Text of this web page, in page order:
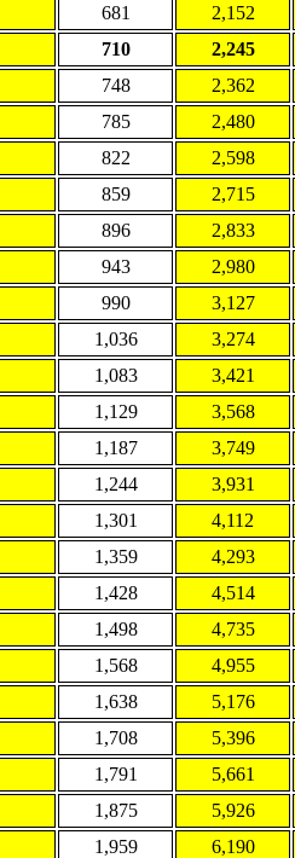
681 2,152
710 2,245
748 2,362
785 2,480
822 2,598
859 2,715
896 2,833
943 2,980
990 3,127
1,036 3,274
1,083 3,421
1,129 3,568
1,187 3,749
1,244 3,931
1,301 4,112
1,359 4,293
1,428 4,514
1,498 4,735
1,568 4,955
1,638 5,176
1,708 5,396
1,791 5,661
1,875 5,926
1,959 6,190